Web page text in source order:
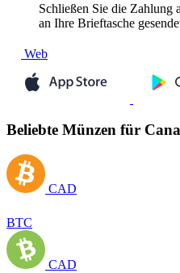
Schließen Sie die
an Ihre Brieftasche
Web
Beliebte Münzen für
CAD
BTC
CAD